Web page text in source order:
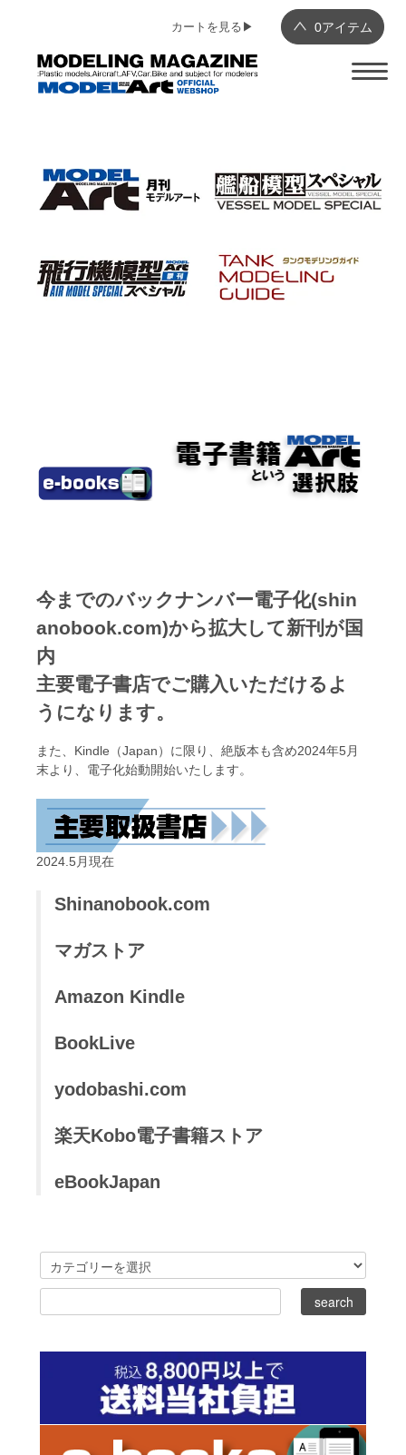
0アイテム
カートを見る▶︎
今までのバックナンバー電子化(shin
anobook.com)から拡大して新刊が国
内
主要電子書店でご購入いただけるよ
うになります。
また、Kindle（Japan）に限り、絶版本も含め2024年5月
末より、電子化始動開始いたします。
2024.5月現在
Shinanobook.com
マガストア
Amazon Kindle
BookLive
yodobashi.com
楽天Kobo電子書籍ストア
eBookJapan